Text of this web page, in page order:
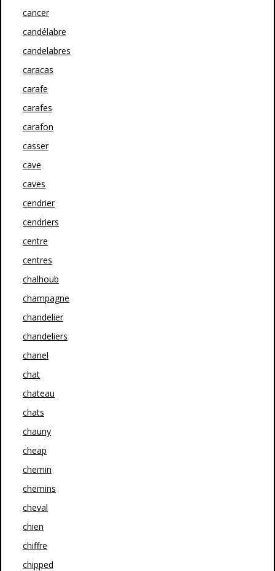
cancer
candélabre
candelabres
caracas
carafe
carafes
carafon
casser
cave
caves
cendrier
cendriers
centre
centres
chalhoub
champagne
chandelier
chandeliers
chanel
chat
chateau
chats
chauny
cheap
chemin
chemins
cheval
chien
chiffre
chipped